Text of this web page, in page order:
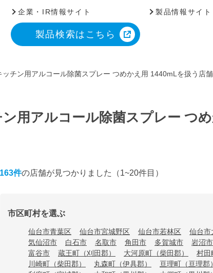
企業・IR情報サイト 製品情報サイト
製品検索はこちら
チン用アルコール除菌スプレー つめかえ用 1440mLを扱う店
用アルコール除菌スプレー つ
163件の店舗が見つかりました （1~20件目）
市区町村を選ぶ
仙台市青葉区 仙台市宮城野区 仙台市若林区 仙台市
気仙沼市
白石市 名取市 角田市 多賀城市 岩沼市
富谷市
蔵王町（刈田郡） 大河原町（柴田郡） 村田
川崎町（柴田郡）
丸森町（伊具郡） 亘理町（亘理郡）